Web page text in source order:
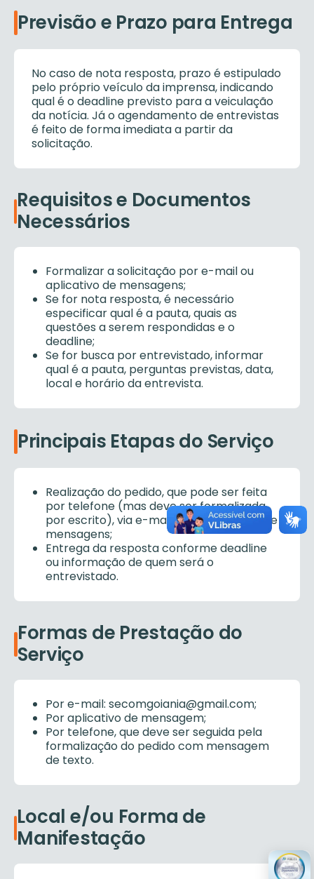
Previsão e Prazo para Entrega
No caso de nota resposta, prazo é estipulado
pelo próprio veículo da imprensa, indicando
qual é o deadline previsto para a veiculação
da notícia. Já o agendamento de entrevistas
é feito de forma imediata a partir da
solicitação.
Requisitos e Documentos
Necessários
Formalizar a solicitação por e-mail ou
aplicativo de mensagens;
Se for nota resposta, é necessário
especificar qual é a pauta, quais as
questões a serem respondidas e o
deadline;
Se for busca por entrevistado, informar
qual é a pauta, perguntas previstas, data,
local e horário da entrevista.
Principais Etapas do Serviço
Realização do pedido, que pode ser feita
por telefone (mas deve ser formalizada
por escrito), via e-mail e por aplicativo de
mensagens;
Entrega da resposta conforme deadline
ou informação de quem será o
entrevistado.
Formas de Prestação do
Serviço
Por e-mail: secomgoiania@gmail.com;
Por aplicativo de mensagem;
Por telefone, que deve ser seguida pela
formalização do pedido com mensagem
de texto.
Local e/ou Forma de
Manifestação